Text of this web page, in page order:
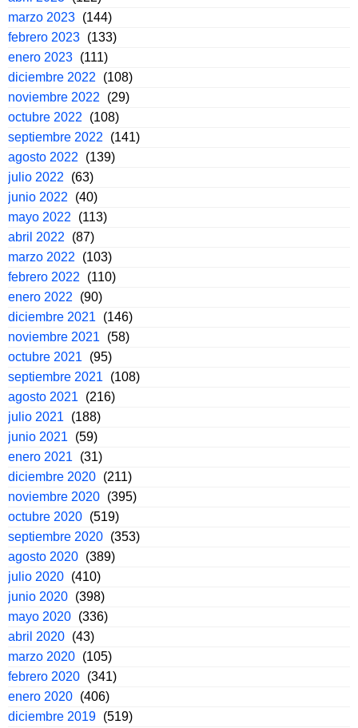
marzo 2023 (144)
febrero 2023 (133)
enero 2023 (111)
diciembre 2022
(108)
noviembre 2022
(29)
octubre 2022
(108)
septiembre 2022
(141)
agosto 2022
(139)
julio 2022
(63)
junio 2022
(40)
mayo 2022
(113)
abril 2022
(87)
marzo 2022
(103)
febrero 2022
(110)
enero 2022
(90)
diciembre 2021
(146)
noviembre 2021
(58)
octubre 2021
(95)
septiembre 2021
(108)
agosto 2021
(216)
julio 2021
(188)
junio 2021
(59)
enero 2021
(31)
diciembre 2020 (211)
noviembre 2020 (395)
octubre 2020 (519)
septiembre 2020 (353)
agosto 2020 (389)
julio 2020 (410)
junio 2020 (398)
mayo 2020 (336)
abril 2020 (43)
marzo 2020 (105)
febrero 2020 (341)
enero 2020 (406)
diciembre 2019 (519)